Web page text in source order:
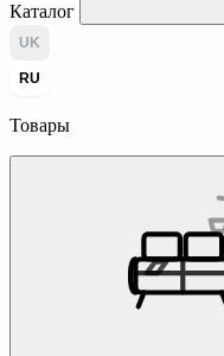
Каталог
UK
RU
Товары